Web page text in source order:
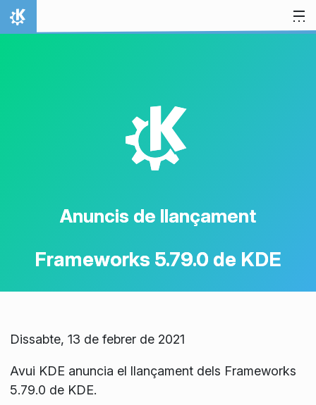
Salta al contingut
Inici
K
Anuncis de llançament
Frameworks 5.79.0 de KDE
Dissabte, 13 de febrer de 2021
Avui KDE anuncia el llançament dels Frameworks
5.79.0 de KDE.